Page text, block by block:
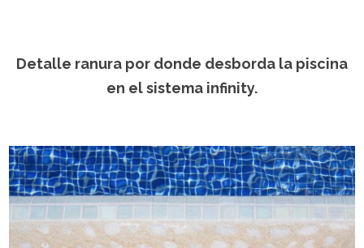
Detalle ranura por donde desborda la piscina
en el sistema infinity.